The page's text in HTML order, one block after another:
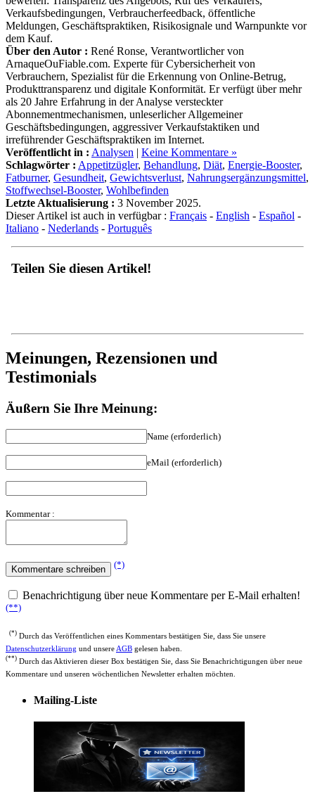
Meldungen, Geschäftspraktiken, Risikosignale und Warnpunkte vor
dem Kauf.
Über den Autor :
ArnaqueOuFiable.com. Experte für Cybersicherheit von
Verbrauchern, Spezialist für die Erkennung von Online-Betrug,
Produkttransparenz und digitale Konformität. Er verfügt über mehr
als 20 Jahre Erfahrung in der Analyse versteckter
Abonnementmechanismen, unleserlicher Allgemeiner
Geschäftsbedingungen, aggressiver Verkaufstaktiken und
irreführender Geschäftspraktiken im Internet.
Veröffentlicht in :Analysen|Keine Kommentare »
Schlagwörter :Appetitzügler ,Behandlung,Diät,Energie-Booster
Fatburner,Gesundheit,Gewichtsverlust,Nahrungsergänzungsmittel
Stoffwechsel-Booster, Wohlbefinden
Letzte Aktualisierung :3 November 2025.
Dieser Artikel ist auch in verfügbar :Français
Italiano-Nederlands-Português
Testimonials
(**)
Datenschutzerklärungund unsereAGBgelesen haben.
(**)Durch das Aktivieren dieser Box bestätigen Sie, dass Sie Benachrichtigungen über neue
Kommentare und unseren wöchentlichen Newsletter erhalten möchten.